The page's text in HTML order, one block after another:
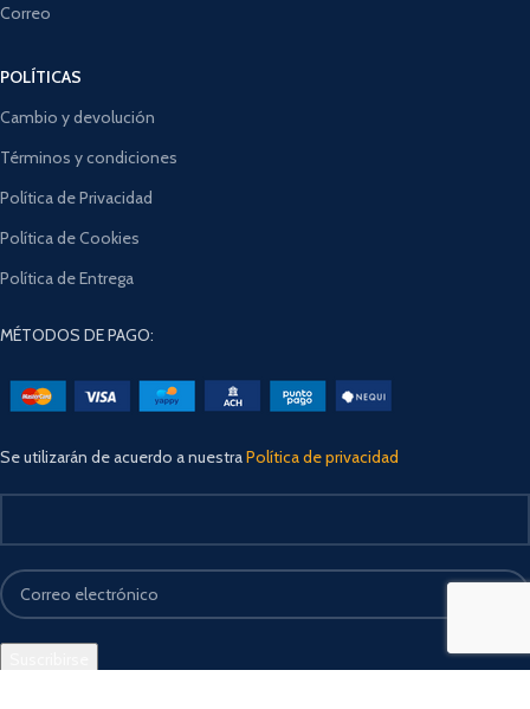
Correo
POLÍTICAS
Cambio y devolución
Términos y condiciones
Política de Privacidad
Política de Cookies
Política de Entrega
MÉTODOS DE PAGO:
Se utilizarán de acuerdo a nuestraPolítica de privacidad